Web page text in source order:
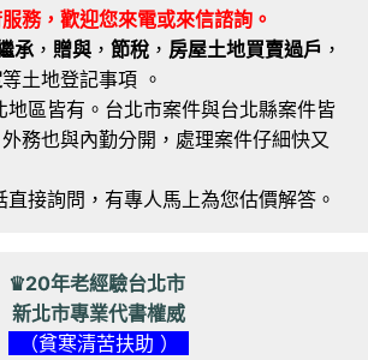
務，歡迎您來電或來信諮詢。
承 ， 贈與 ， 節稅 ， 房屋土地買賣過戶 ，
等土地登記事項 。
地區皆有。台北市案件與台北縣案件皆
務也與內勤分開，處理案件仔細快又
接詢問，有專人馬上為您估價解答。
♛20年老經驗台北市
新北市專業代書權威
（貧寒清苦扶助 ）